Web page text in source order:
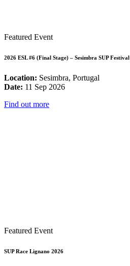
Featured Event
2026 ESL #6 (Final Stage) – Sesimbra SUP Festival
Location: Sesimbra, Portugal
Date: 11 Sep 2026
Find out more
Featured Event
SUP Race Lignano 2026